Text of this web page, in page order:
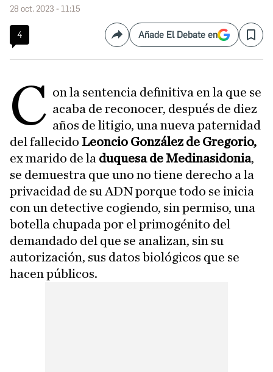
28 oct. 2023 - 11:15
4 CompartirAñade El Debate en Save
C on la sentencia definitiva en la que se
acaba de reconocer, después de diez
años de litigio, una nueva paternidad
del fallecido Leoncio González de Gregorio,
ex marido de la duquesa de Medinasidonia,
se demuestra que uno no tiene derecho a la
privacidad de su ADN porque todo se inicia
con un detective cogiendo, sin permiso, una
botella chupada por el primogénito del
demandado del que se analizan, sin su
autorización, sus datos biológicos que se
hacen públicos.